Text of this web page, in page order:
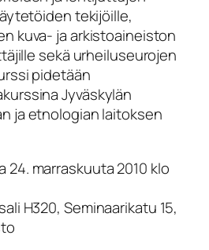
tekijöille,
kuva- ja arkistoaineiston
sekä urheiluseurojen
pidetään
Jyväskylän
ja etnologian laitoksen
24. marraskuuta 2010 klo
H320, Seminaarikatu 15,